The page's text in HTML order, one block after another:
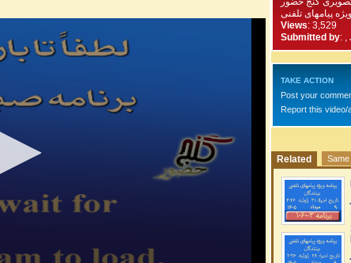
پیامهای تلفنی
Views: 3,529
Submitted by: ,
TAKE ACTION
Post your
Report this video/
Related Same